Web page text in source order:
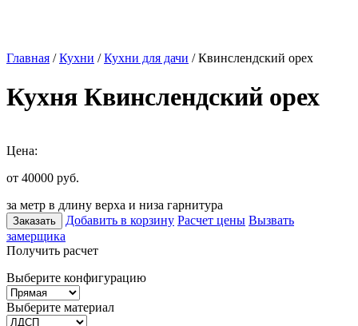
Главная /Кухни /Кухни для дачи / Квинслендский орех
Кухня Квинслендский орех
Цена:
от 40000 руб.
за метр в длину верха и низа гарнитура
Заказать Добавить в корзину Расчет цены Вызвать
замерщика
Получить расчет
Выберите конфигурацию
Выберите материал